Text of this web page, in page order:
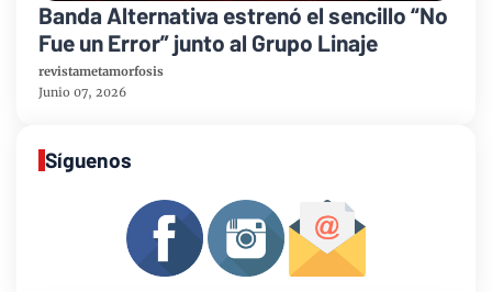
Banda Alternativa estrenó el sencillo “No
Fue un Error” junto al Grupo Linaje
revistametamorfosis
Junio 07, 2026
Síguenos